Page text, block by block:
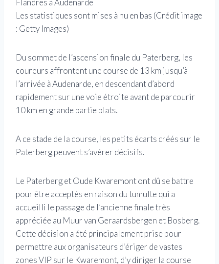
Les statistiques sont mises à nu en bas (Crédit image
: Getty Images)
Du sommet de l’ascension finale du Paterberg, les
coureurs affrontent une course de 13 km jusqu’à
l’arrivée à Audenarde, en descendant d’abord
rapidement sur une voie étroite avant de parcourir
10 km en grande partie plats.
A ce stade de la course, les petits écarts créés sur le
Paterberg peuvent s’avérer décisifs.
Le Paterberg et Oude Kwaremont ont dû se battre
pour être acceptés en raison du tumulte qui a
accueilli le passage de l’ancienne finale très
appréciée au Muur van Geraardsbergen et Bosberg.
Cette décision a été principalement prise pour
permettre aux organisateurs d’ériger de vastes
zones VIP sur le Kwaremont, d’y diriger la course